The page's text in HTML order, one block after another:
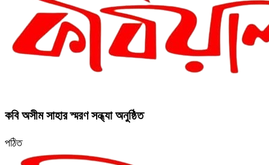
কবি অসীম সাহার স্মরণ সন্ধ্যা অনুষ্ঠিত
পঠিত